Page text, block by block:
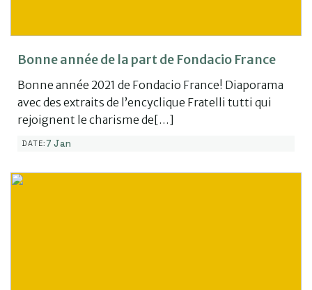
Bonne année de la part de Fondacio France
Bonne année 2021 de Fondacio France! Diaporama
avec des extraits de l’encyclique Fratelli tutti qui
rejoignent le charisme de[…]
DATE:7 Jan